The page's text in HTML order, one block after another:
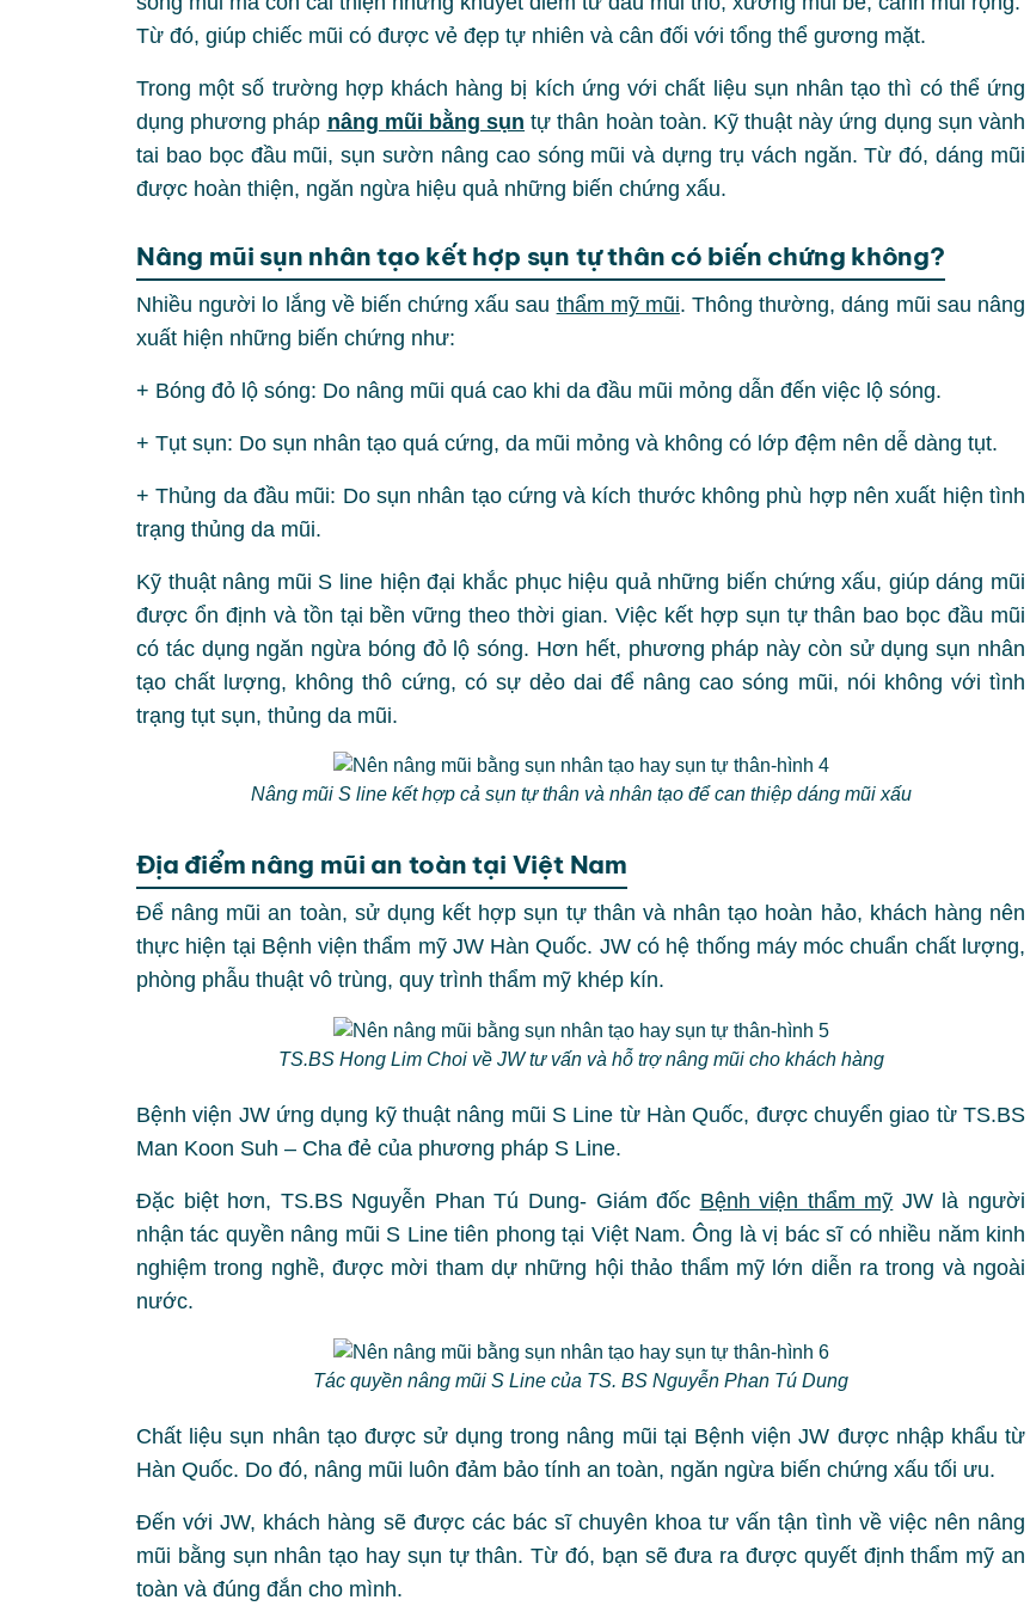
Từ đó, giúp chiếc mũi có được vẻ đẹp tự nhiên và cân đối với tổng thể gương mặt.
Trong một số trường hợp khách hàng bị kích ứng với chất liệu sụn nhân tạo thì có thể ứng
dụng phương pháp nâng mũi bằng sụn tự thân hoàn toàn. Kỹ thuật này ứng dụng sụn vành
tai bao bọc đầu mũi, sụn sườn nâng cao sóng mũi và dựng trụ vách ngăn. Từ đó, dáng mũi
được hoàn thiện, ngăn ngừa hiệu quả những biến chứng xấu.
Nâng mũi sụn nhân tạo kết hợp sụn tự thân có biến chứng không?
Nhiều người lo lắng về biến chứng xấu sau thẩm mỹ mũi. Thông thường, dáng mũi sau nâng
xuất hiện những biến chứng như:
+ Bóng đỏ lộ sóng: Do nâng mũi quá cao khi da đầu mũi mỏng dẫn đến việc lộ sóng.
+ Tụt sụn: Do sụn nhân tạo quá cứng, da mũi mỏng và không có lớp đệm nên dễ dàng tụt.
+ Thủng da đầu mũi: Do sụn nhân tạo cứng và kích thước không phù hợp nên xuất hiện tình
trạng thủng da mũi.
Kỹ thuật nâng mũi S line hiện đại khắc phục hiệu quả những biến chứng xấu, giúp dáng mũi
được ổn định và tồn tại bền vững theo thời gian. Việc kết hợp sụn tự thân bao bọc đầu mũi
có tác dụng ngăn ngừa bóng đỏ lộ sóng. Hơn hết, phương pháp này còn sử dụng sụn nhân
tạo chất lượng, không thô cứng, có sự dẻo dai để nâng cao sóng mũi, nói không với tình
trạng tụt sụn, thủng da mũi.
Nâng mũi S line kết hợp cả sụn tự thân và nhân tạo để can thiệp dáng mũi xấu
Địa điểm nâng mũi an toàn tại Việt Nam
Để nâng mũi an toàn, sử dụng kết hợp sụn tự thân và nhân tạo hoàn hảo, khách hàng nên
thực hiện tại Bệnh viện thẩm mỹ JW Hàn Quốc. JW có hệ thống máy móc chuẩn chất lượng,
phòng phẫu thuật vô trùng, quy trình thẩm mỹ khép kín.
TS.BS Hong Lim Choi về JW tư vấn và hỗ trợ nâng mũi cho khách hàng
Bệnh viện JW ứng dụng kỹ thuật nâng mũi S Line từ Hàn Quốc, được chuyển giao từ TS.BS
Man Koon Suh – Cha đẻ của phương pháp S Line.
Đặc biệt hơn, TS.BS Nguyễn Phan Tú Dung- Giám đốc Bệnh viện thẩm mỹ JW là người
nhận tác quyền nâng mũi S Line tiên phong tại Việt Nam. Ông là vị bác sĩ có nhiều năm kinh
nghiệm trong nghề, được mời tham dự những hội thảo thẩm mỹ lớn diễn ra trong và ngoài
nước.
Tác quyền nâng mũi S Line của TS. BS Nguyễn Phan Tú Dung
Chất liệu sụn nhân tạo được sử dụng trong nâng mũi tại Bệnh viện JW được nhập khẩu từ
Hàn Quốc. Do đó, nâng mũi luôn đảm bảo tính an toàn, ngăn ngừa biến chứng xấu tối ưu.
Đến với JW, khách hàng sẽ được các bác sĩ chuyên khoa tư vấn tận tình về việc nên nâng
mũi bằng sụn nhân tạo hay sụn tự thân. Từ đó, bạn sẽ đưa ra được quyết định thẩm mỹ an
toàn và đúng đắn cho mình.